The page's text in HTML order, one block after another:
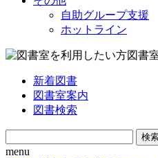
自助グループ支援
ホットライン
図書
新着図書
図書室案内
図書検索
Search
for:
menu